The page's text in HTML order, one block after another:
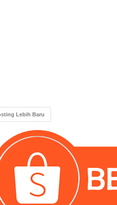
Lebih Baru